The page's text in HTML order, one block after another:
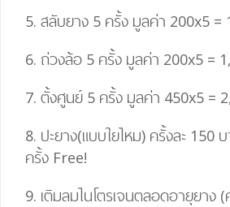
5. สลับยาง 5 ครั้ง มูลค่า 200x5 =
6. ถ่วงล้อ 5 ครั้ง มูลค่า 200x5 =
7. ตั้งศูนย์ 5 ครั้ง มูลค่า 450x5 =
8. ปะยาง(แบบใยไหม) ครั้งละ 150
ครั้ง Free!
9. เติมลมไนโตรเจนตลอดอายุยาง (